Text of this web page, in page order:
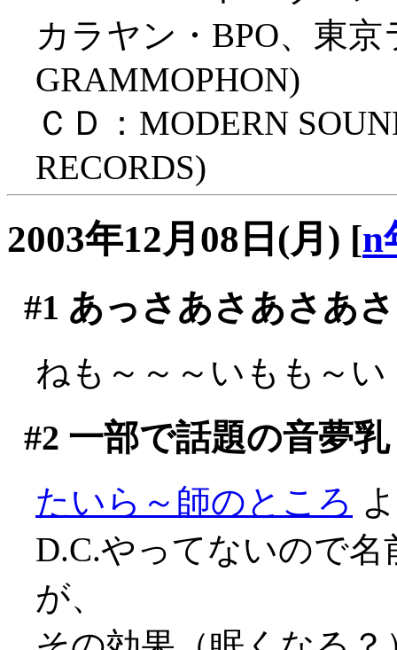
カラヤン・BPO、東京
GRAMMOPHON)
ＣＤ：MODERN
RECORDS)
2003年12月08日(月) [n
#1 あっさあさあさあさ
ねも～～～いもも～い
#2 一部で話題の音夢乳
たいら～師のところ
D.C.やってないので
が、